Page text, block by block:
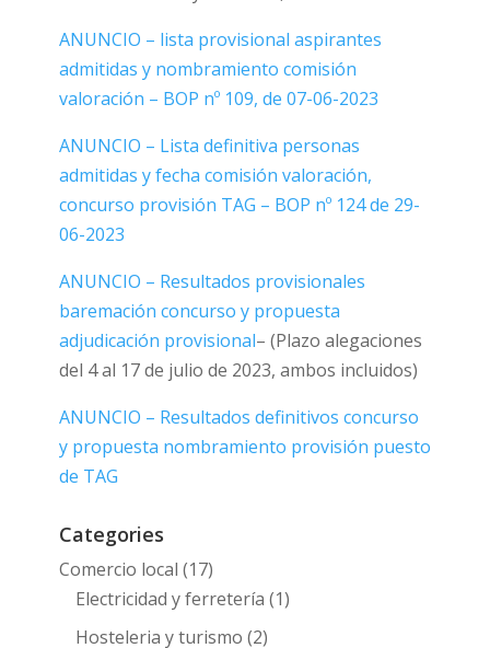
ANUNCIO – lista provisional aspirantes
admitidas y nombramiento comisión
valoración – BOP nº 109, de 07-06-2023
ANUNCIO – Lista definitiva personas
admitidas y fecha comisión valoración,
concurso provisión TAG – BOP nº 124 de 29-
06-2023
ANUNCIO – Resultados provisionales
baremación concurso y propuesta
adjudicación provisional– (Plazo alegaciones
del 4 al 17 de julio de 2023, ambos incluidos)
ANUNCIO – Resultados definitivos concurso
y propuesta nombramiento provisión puesto
de TAG
Categories
Comercio local (17)
Electricidad y ferretería (1)
Hosteleria y turismo (2)